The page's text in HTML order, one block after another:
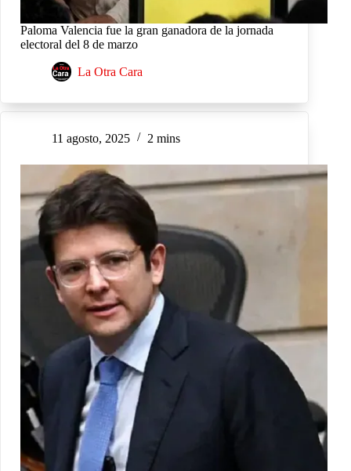
Paloma Valencia fue la gran ganadora de la jornada
electoral del 8 de marzo
La Otra Cara
11 agosto, 2025 2 mins